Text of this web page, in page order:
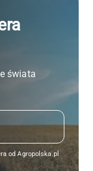
świata
od Agropolska.pl